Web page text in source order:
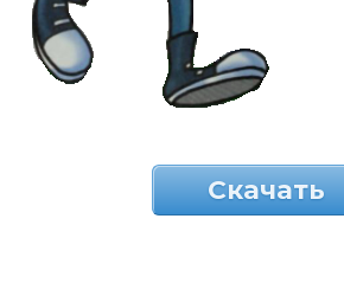
Скачать